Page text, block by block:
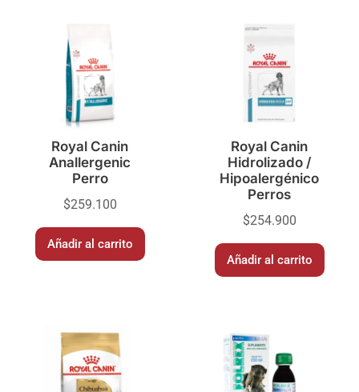
Royal Canin
Anallergenic
Perro
$259.100
Añadir al carrito
Royal Canin
Hidrolizado /
Hipoalergénico
Perros
$254.900
Añadir al carrito